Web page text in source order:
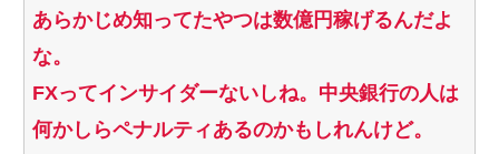
あらかじめ知ってたやつは数億円稼げるんだよ
な。
FXってインサイダーないしね。中央銀行の人は
何かしらペナルティあるのかもしれんけど。